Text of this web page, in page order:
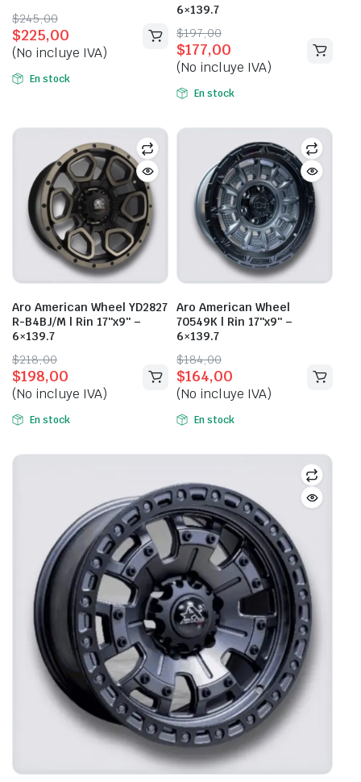
$245,00
Original
price
was:
$245,00.
$225,00
Current
price
is:
$225,00.
(No incluye IVA)
En stock
6×139.7
$197,00
Original
price
was:
$197,00.
$177,00
Current
price
is:
$177,00.
(No incluye IVA)
En stock
Aro American Wheel YD2827
R-B4BJ/M | Rin 17″x9″ –
6×139.7
$218,00
Original
price
was:
$218,00.
$198,00
Current
price
is:
$198,00.
(No incluye IVA)
En stock
Aro American Wheel
70549K | Rin 17″x9″ –
6×139.7
$184,00
Original
price
was:
$184,00.
$164,00
Current
price
is:
$164,00.
(No incluye IVA)
En stock